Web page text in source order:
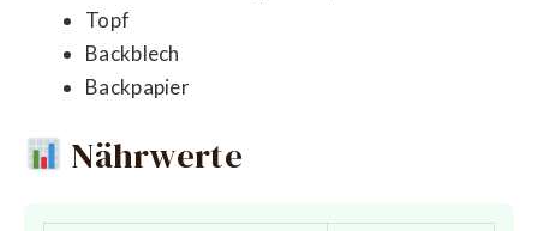
Topf
Backblech
Backpapier
Nährwerte